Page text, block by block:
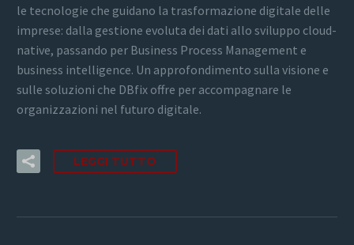
le tecnologie che guidano la trasformazione digitale delle
imprese: dalla gestione evoluta dei dati allo sviluppo cloud-
native, passando per Business Process Management e
business intelligence. Un approfondimento sulla visione e
sulle soluzioni che DBfix offre per accompagnare le
organizzazioni nel futuro digitale.
LEGGI TUTTO